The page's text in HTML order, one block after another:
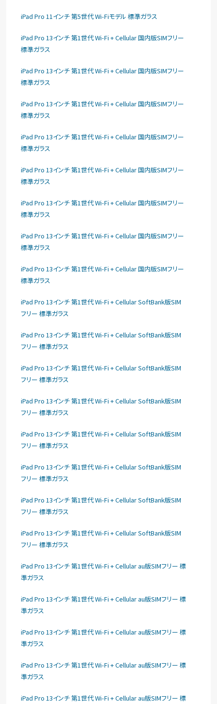
iPad Pro 11インチ 第5世代 Wi-Fiモデル 標準ガラス
iPad Pro 13インチ 第1世代 Wi-Fi + Cellular 国内版SIMフリー
標準ガラス
iPad Pro 13インチ 第1世代 Wi-Fi + Cellular 国内版SIMフリー
標準ガラス
iPad Pro 13インチ 第1世代 Wi-Fi + Cellular 国内版SIMフリー
標準ガラス
iPad Pro 13インチ 第1世代 Wi-Fi + Cellular 国内版SIMフリー
標準ガラス
iPad Pro 13インチ 第1世代 Wi-Fi + Cellular 国内版SIMフリー
標準ガラス
iPad Pro 13インチ 第1世代 Wi-Fi + Cellular 国内版SIMフリー
標準ガラス
iPad Pro 13インチ 第1世代 Wi-Fi + Cellular 国内版SIMフリー
標準ガラス
iPad Pro 13インチ 第1世代 Wi-Fi + Cellular 国内版SIMフリー
標準ガラス
iPad Pro 13インチ 第1世代 Wi-Fi + Cellular SoftBank版SIM
フリー 標準ガラス
iPad Pro 13インチ 第1世代 Wi-Fi + Cellular SoftBank版SIM
フリー 標準ガラス
iPad Pro 13インチ 第1世代 Wi-Fi + Cellular SoftBank版SIM
フリー 標準ガラス
iPad Pro 13インチ 第1世代 Wi-Fi + Cellular SoftBank版SIM
フリー 標準ガラス
iPad Pro 13インチ 第1世代 Wi-Fi + Cellular SoftBank版SIM
フリー 標準ガラス
iPad Pro 13インチ 第1世代 Wi-Fi + Cellular SoftBank版SIM
フリー 標準ガラス
iPad Pro 13インチ 第1世代 Wi-Fi + Cellular SoftBank版SIM
フリー 標準ガラス
iPad Pro 13インチ 第1世代 Wi-Fi + Cellular SoftBank版SIM
フリー 標準ガラス
iPad Pro 13インチ 第1世代 Wi-Fi + Cellular au版SIMフリー 標
準ガラス
iPad Pro 13インチ 第1世代 Wi-Fi + Cellular au版SIMフリー 標
準ガラス
iPad Pro 13インチ 第1世代 Wi-Fi + Cellular au版SIMフリー 標
準ガラス
iPad Pro 13インチ 第1世代 Wi-Fi + Cellular au版SIMフリー 標
準ガラス
iPad Pro 13インチ 第1世代 Wi-Fi + Cellular au版SIMフリー 標